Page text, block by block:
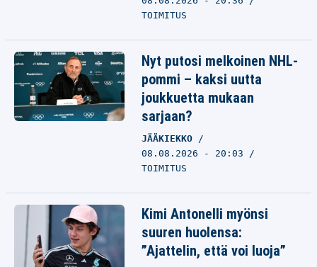
TOIMITUS
Nyt putosi melkoinen NHL-
pommi – kaksi uutta
joukkuetta mukaan
sarjaan?
JÄÄKIEKKO
08.08.2026 - 20:03
TOIMITUS
Kimi Antonelli myönsi
suuren huolensa:
”Ajattelin, että voi luoja”